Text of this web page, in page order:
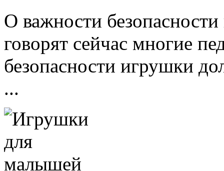
О важности
говорят сейчас многие
безопасности игрушки
...